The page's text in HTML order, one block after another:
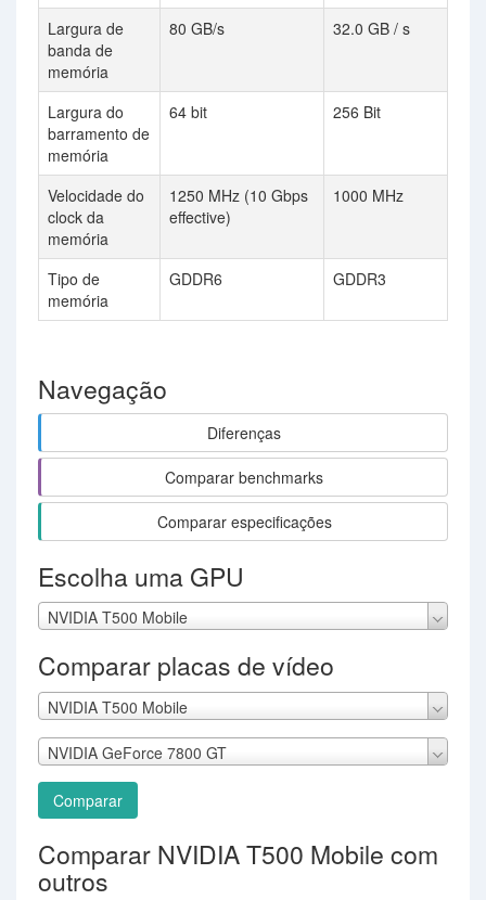
Largura de
banda de
memória
80 GB/s 32.0 GB / s
Largura do
barramento de
memória
64 bit 256 Bit
Velocidade do
clock da
memória
1250 MHz (10 Gbps
effective)
1000 MHz
Tipo de
memória
GDDR6 GDDR3
Navegação
Diferenças
Comparar benchmarks
Comparar especificações
Escolha uma GPU
NVIDIA T500 Mobile
Comparar placas de vídeo
NVIDIA T500 Mobile
NVIDIA GeForce 7800 GT
Comparar
Comparar NVIDIA T500 Mobile com
outros